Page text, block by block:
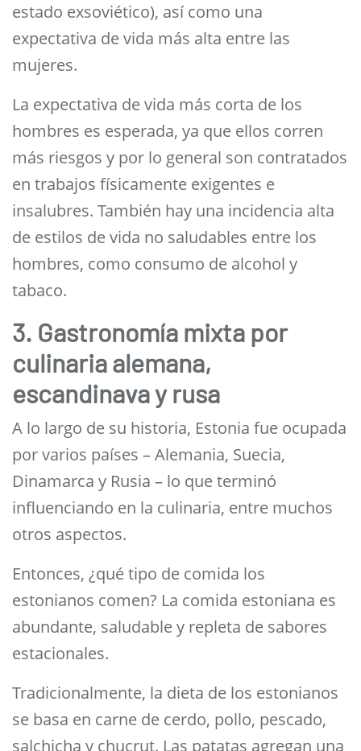
estado exsoviético), así como una
expectativa de vida más alta entre las
mujeres.
La expectativa de vida más corta de los
hombres es esperada, ya que ellos corren
más riesgos y por lo general son contratados
en trabajos físicamente exigentes e
insalubres. También hay una incidencia alta
de estilos de vida no saludables ​​entre los
hombres, como consumo de alcohol y
tabaco.
3. Gastronomía mixta por
culinaria alemana,
escandinava y rusa
A lo largo de su historia, Estonia fue ocupada
por varios países – Alemania, Suecia,
Dinamarca y Rusia – lo que terminó
influenciando en la culinaria, entre muchos
otros aspectos.
Entonces, ¿qué tipo de comida los
estonianos comen? La comida estoniana es
abundante, saludable y repleta de sabores
estacionales.
Tradicionalmente, la dieta de los estonianos
se basa en carne de cerdo, pollo, pescado,
salchicha y chucrut. Las patatas agregan una